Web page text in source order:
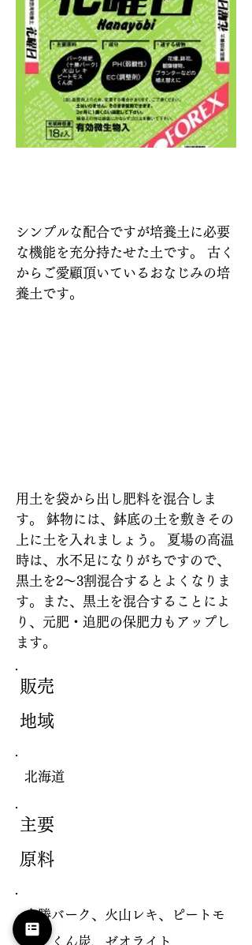
シンプルな配合ですが培養土に必要
な機能を充分持たせた土です。 古く
からご愛顧頂いているおなじみの培
養土です。
用土を袋から出し肥料を混合しま
す。 鉢物には、鉢底の土を敷きその
上に土を入れましょう。 夏場の高温
時は、水不足になりがちですので、
黒土を2～3割混合するとよくなりま
す。また、黒土を混合することによ
り、元肥・追肥の保肥力もアップし
ます。
販売
地域
北海道
主要
原料
十勝バーク、火山レキ、ピートモ
ス、くん炭、ゼオライト